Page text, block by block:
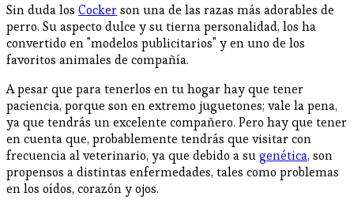
Sin duda los Cockerson una de las razas más adorables de
perro. Su aspecto dulce y su tierna personalidad, los ha
convertido en "modelos publicitarios" y en uno de los
favoritos animales de compañía.
A pesar que para tenerlos en tu hogar hay que tener
paciencia, porque son en extremo juguetones; vale la pena,
ya que tendrás un excelente compañero. Pero hay que tener
en cuenta que, probablemente tendrás que visitar con
frecuencia al veterinario, ya que debido a sugenética, son
propensos a distintas enfermedades, tales como problemas
en los oídos, corazón y ojos.